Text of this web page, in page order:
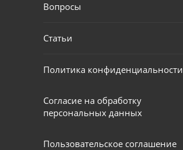
Вопросы
Статьи
Политика конфиденциальности
Согласие на обработку
персональных данных
Пользовательское соглашение